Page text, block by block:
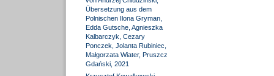
Übersetzung aus dem
Polnischen Ilona Gryman,
Edda Gutsche, Agnieszka
Kalbarczyk, Cezary
Ponczek, Jolanta Rubiniec,
Małgorzata Wiater, Pruszcz
Gdański, 2021